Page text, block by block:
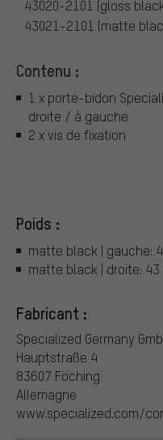
43020-2101 (gloss
43021-2101 (matte
Contenu :
1 x porte-bidon
droite / à gauche
2 x vis de fixation
Poids :
matte black | gauche:
matte black | droite: 43
Fabricant :
Specialized Germany
Hauptstraße 4
83607 Föching
Allemagne
www.specialized.com/